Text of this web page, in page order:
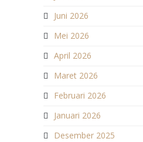
Juni 2026
Mei 2026
April 2026
Maret 2026
Februari 2026
Januari 2026
Desember 2025